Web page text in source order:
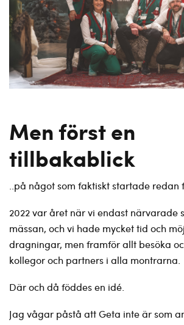
Men först en
tillbakablick
..på något som faktiskt startade redan
2022 var året när vi endast närvarade
mässan, och vi hade mycket tid och
dragningar, men framför allt besöka
kollegor och partners i alla montrarna.
Där och då föddes en idé.
Jag vågar påstå att Geta inte är som